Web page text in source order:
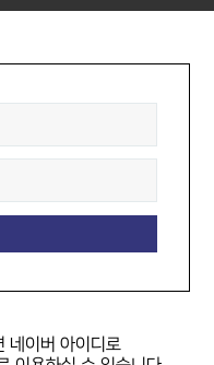
네이버 아이디로